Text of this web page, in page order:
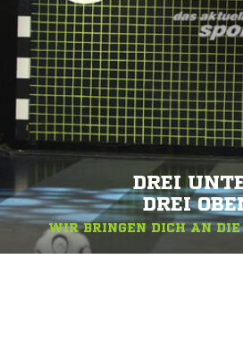
DREI
DREI
WIR BRINGEN DICH AN